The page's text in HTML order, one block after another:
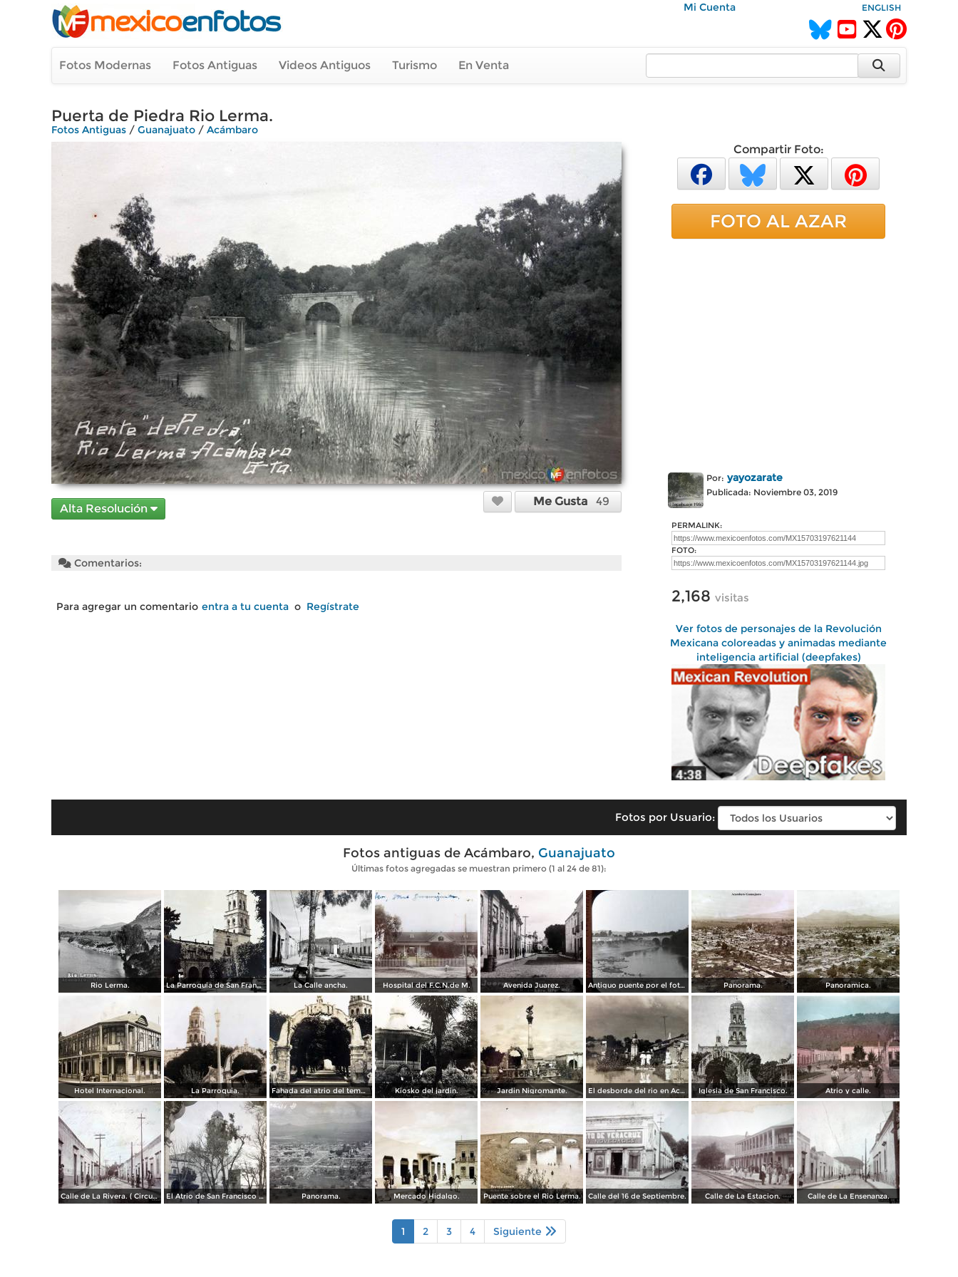
Mi Cuenta ENGLISH
Fotos Modernas Fotos Antiguas Videos Antiguos Turismo En Venta
Puerta de Piedra Rio Lerma.
Fotos Antiguas / Guanajuato / Acámbaro
Alta Resolución
Me Gusta 49
Comentarios:
Para agregar un comentario entra a tu cuenta o Regístrate
Compartir Foto:
FOTO AL AZAR
Por: yayozarate
Publicada: Noviembre 03, 2019
PERMALINK:
FOTO:
2,168 visitas
Ver fotos de personajes de la Revolución
Mexicana coloreadas y animadas mediante
inteligencia artificial (deepfakes)
Fotos por Usuario:
Fotos antiguas de Acámbaro, Guanajuato
Últimas fotos agregadas se muestran primero (1 al 24 de 81):
Rio Lerma. La Parroquia de San Francisco. La Calle ancha. Hospital del F.C.N.de M. Avenida Juarez. Antiguo puente por el fotografo William H. Rau. Panorama. Panoramica.
Hotel Internacional. La Parroquia. Fahada del atrio del templo de San Francisco ( Fechada el 26 de Abril de 1929 ). Kiosko del jardin. Jardin Nigromante. El desborde del rio en Acambaro ( Septiemre 11 de 1927 ). Iglesia de San Francisco. Atrio y calle.
Calle de La Rivera. ( Circulada el 7 de Enero de 1913 ). El Atrio de San Francisco Acámbaro Guanajuato por el fotografo Hugo Brehme. Panorama. Mercado Hidalgo. Puente sobre el Rio Lerma. Calle del 16 de Septiembre. Calle de La Estacion. Calle de La Ensenanza.
1 2 3 4 Siguiente